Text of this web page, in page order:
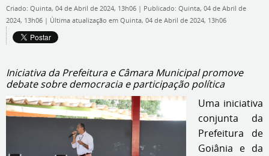
Criado: Quinta, 04 de Abril de 2024, 13h06 | Publicado: Quinta, 04 de Abril de
2024, 13h06 | Última atualização em Quinta, 04 de Abril de 2024, 13h06
Iniciativa da Prefeitura e Câmara Municipal promove
debate sobre democracia e participação política
Uma iniciativa
conjunta da
Prefeitura de
Goiânia e da